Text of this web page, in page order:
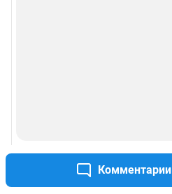
Комментарии